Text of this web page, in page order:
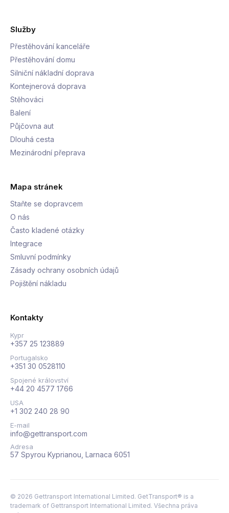
Služby
Přestěhování kanceláře
Přestěhování domu
Silniční nákladní doprava
Kontejnerová doprava
Stěhováci
Balení
Půjčovna aut
Dlouhá cesta
Mezinárodní přeprava
Mapa stránek
Staňte se dopravcem
O nás
Často kladené otázky
Integrace
Smluvní podmínky
Zásady ochrany osobních údajů
Pojištění nákladu
Kontakty
Kypr
+357 25 123889
Portugalsko
+351 30 0528110
Spojené království
+44 20 4577 1766
USA
+1 302 240 28 90
E-mail
info@gettransport.com
Adresa
57 Spyrou Kyprianou, Larnaca 6051
© 2026 Gettransport International Limited. GetTransport® is a
trademark of Gettransport International Limited. Všechna práva